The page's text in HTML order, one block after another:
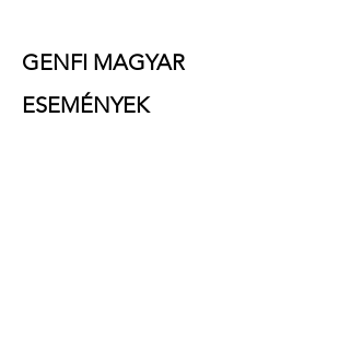
GENFI MAGYAR
ESEMÉNYEK